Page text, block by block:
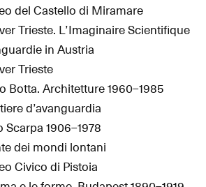
del Castello di Miramare
Trieste. L’Imaginaire Scientifique
in Austria
Trieste
Botta. Architetture 1960–1985
d’avanguardia
Scarpa 1906–1978
dei mondi lontani
Civico di Pistoia